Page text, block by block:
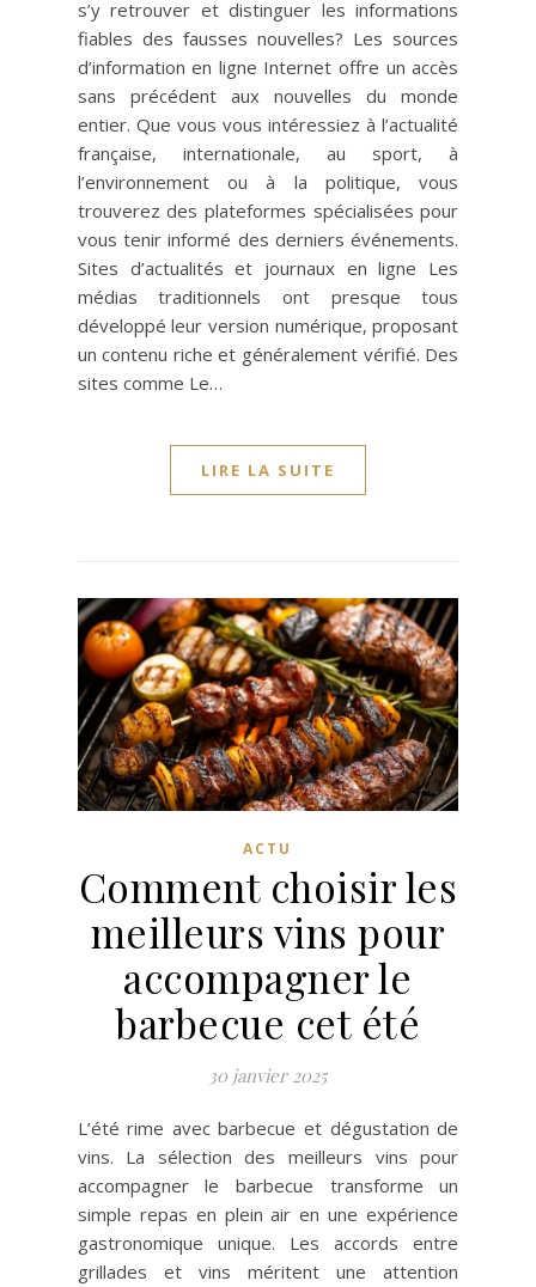
s’y retrouver et distinguer les informations
fiables des fausses nouvelles? Les sources
d’information en ligne Internet offre un accès
sans précédent aux nouvelles du monde
entier. Que vous vous intéressiez à l’actualité
française, internationale, au sport, à
l’environnement ou à la politique, vous
trouverez des plateformes spécialisées pour
vous tenir informé des derniers événements.
Sites d’actualités et journaux en ligne Les
médias traditionnels ont presque tous
développé leur version numérique, proposant
un contenu riche et généralement vérifié. Des
sites comme Le…
LIRE LA SUITE
ACTU
Comment choisir les
meilleurs vins pour
accompagner le
barbecue cet été
30 janvier 2025
L’été rime avec barbecue et dégustation de
vins. La sélection des meilleurs vins pour
accompagner le barbecue transforme un
simple repas en plein air en une expérience
gastronomique unique. Les accords entre
grillades et vins méritent une attention